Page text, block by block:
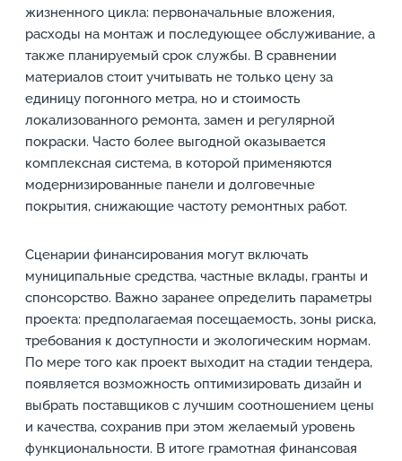
жизненного цикла: первоначальные вложения,
расходы на монтаж и последующее обслуживание, а
также планируемый срок службы. В сравнении
материалов стоит учитывать не только цену за
единицу погонного метра, но и стоимость
локализованного ремонта, замен и регулярной
покраски. Часто более выгодной оказывается
комплексная система, в которой применяются
модернизированные панели и долговечные
покрытия, снижающие частоту ремонтных работ.
Сценарии финансирования могут включать
муниципальные средства, частные вклады, гранты и
спонсорство. Важно заранее определить параметры
проекта: предполагаемая посещаемость, зоны риска,
требования к доступности и экологическим нормам.
По мере того как проект выходит на стадии тендера,
появляется возможность оптимизировать дизайн и
выбрать поставщиков с лучшим соотношением цены
и качества, сохранив при этом желаемый уровень
функциональности. В итоге грамотная финансовая